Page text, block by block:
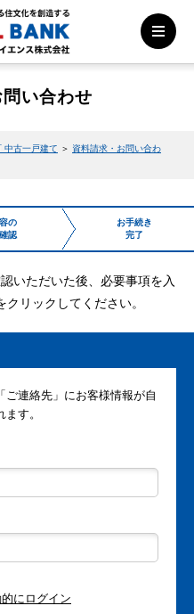
い合わせ
中古一戸建て ＞ 資料請求・お問い合わ
の
認
お手続き
完了
認いただいた後、必要事項を入
リックしてください。
ご連絡先」にお客様情報が自
す。
にログイン